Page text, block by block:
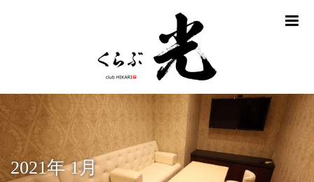
2021年 1月